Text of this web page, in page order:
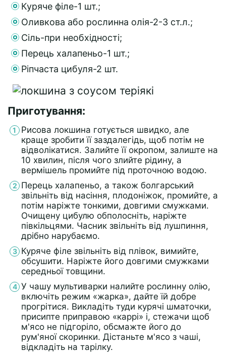
Куряче філе-1 шт.;
Оливкова або рослинна олія-2-3 ст.л.;
Сіль-при необхідності;
Перець халапеньо-1 шт.;
Ріпчаста цибуля-2 шт.
Приготування:
Рисова локшина готується швидко, але
краще зробити її заздалегідь, щоб потім не
відволікатися. Залийте її окропом, залиште на
10 хвилин, після чого злийте рідину, а
вермішель промийте під проточною водою.
Перець халапеньо, а також болгарський
звільніть від насіння, плодоніжок, промийте, а
потім наріжте тонкими, довгими смужками.
Очищену цибулю обполосніть, наріжте
півкільцями. Часник звільніть від лушпиння,
дрібно нарубаємо.
Куряче філе звільніть від плівок, вимийте,
обсушити. Наріжте його довгими смужками
середньої товщини.
У чашу мультиварки налийте рослинну олію,
включіть режим «жарка», дайте їй добре
прогрітися. Викладіть туди курячі шматочки,
присипте приправою «каррі» і, стежачи щоб
м'ясо не підгоріло, обсмажте його до
рум'яної скоринки. Дістаньте м'ясо з чаші,
відкладіть на тарілку.